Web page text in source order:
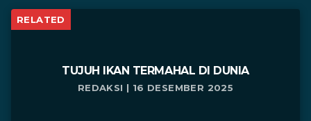
RELATED
TUJUH IKAN TERMAHAL DI DUNIA
REDAKSI | 16 DESEMBER 2025